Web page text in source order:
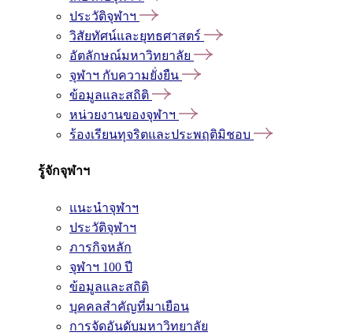
ประวัติจุฬาฯ
วิสัยทัศน์และยุทธศาสตร์
อัตลักษณ์มหาวิทยาลัย
จุฬาฯ กับความยั่งยืน
ข้อมูลและสถิติ
หน่วยงานของจุฬาฯ
ร้องเรียนทุจริตและประพฤติมิชอบ
รู้จักจุฬาฯ
แนะนำจุฬาฯ
ประวัติจุฬาฯ
ภารกิจหลัก
จุฬาฯ 100 ปี
ข้อมูลและสถิติ
บุคคลสำคัญที่มาเยือน
การจัดอันดับมหาวิทยาลัย